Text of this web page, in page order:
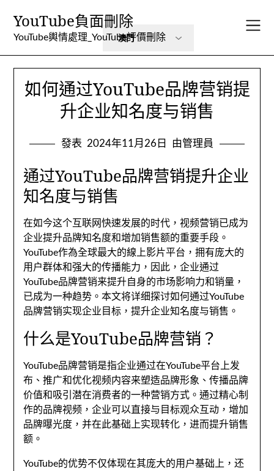
YouTube負面刪除
YouTube輿情處理_YouTube評價刪除
如何通过YouTube品牌营销提
升企业知名度与销售
發表 2024年11月26日 由管理員
通过YouTube品牌营销提升企业
知名度与销售
在如今这个互联网快速发展的时代 ，视频营销已成为
企业提升品牌知名度和增加销售额的重要手段 。
YouTube作為全球最大的線上影片平台，拥有庞大的
用户群体和强大的传播能力 ，因此，企业通过
YouTube品牌营销来提升自身的市场影响力和销量 ，
已成为一种趋势 。本文将详细探讨如何通过YouTube
品牌营销实现企业目标 ，提升企业知名度与销售 。
什么是YouTube品牌营销？
YouTube品牌营销是指企业通过在YouTube平台上发
布 、推广和优化视频内容来塑造品牌形象 、传播品牌
价值和吸引潜在消费者的一种营销方式 。通过精心制
作的品牌视频 ，企业可以直接与目标观众互动 ，增加
品牌曝光度，并在此基础上实现转化 ，进而提升销售
额 。
YouTube的优势不仅体现在其庞大的用户基础上 ，还